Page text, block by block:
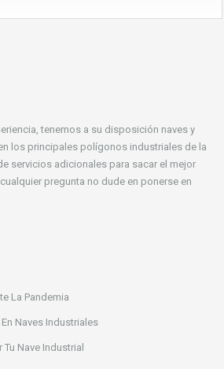
tenemos a su disposición naves y
los principales polígonos industriales de la
servicios adicionales para sacar el mejor
pregunta no dude en ponerse en
La Pandemia
Naves Industriales
Nave Industrial